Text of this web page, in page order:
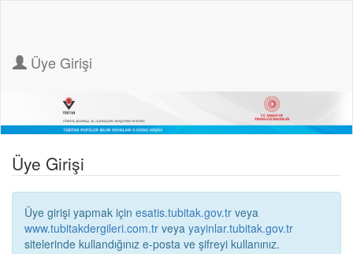
Üye Girişi
Üye Girişi
Üye girişi yapmak için esatis.tubitak.gov.tr veya
www.tubitakdergileri.com.tr veya yayinlar.tubitak.gov.tr
sitelerinde kullandığınız e-posta ve şifreyi kullanınız.